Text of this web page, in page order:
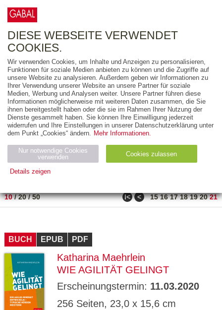
FREITEXT
AUSGABEART
AUS DER REIHE
ZUM THEMA
Neuerscheinung
Bestseller
PREIS
10/20/50 ǀ< < 15 16 17 18 19 20 21
BUCH EPUB PDF
Katharina Maehrlein
WIE AGILITÄT GELINGT
Erscheinungstermin: 11.03.2020
256 Seiten, 23,0 x 15,6 cm
DIESE WEBSEITE VERWENDET
COOKIES.
Wir verwenden Cookies, um Inhalte und Anzeigen zu personalisieren,
Funktionen für soziale Medien anbieten zu können und die Zugriffe auf
unsere Website zu analysieren. Außerdem geben wir Informationen zu
Ihrer Verwendung unserer Website an unsere Partner für soziale
Medien, Werbung und Analysen weiter. Unsere Partner führen diese
Informationen möglicherweise mit weiteren Daten zusammen, die Sie
ihnen bereitgestellt haben oder die sie im Rahmen Ihrer Nutzung der
Dienste gesammelt haben. Sie können Ihre Einwilligung jederzeit
widerrufen und Ihre Einstellungen in unserer Datenschutzerklärung unter
dem Punkt „Cookies“ ändern. Mehr Informationen.
Nur notwendige Cookies
verwenden
Cookies zulassen
Details zeigen
Name Zweck
ESSION
_ID
verlag.
de
Session verwendet
GV_CO
gabal-
Speichert den Zustimmungsstatus des
Benutzers für Cookies auf der aktuellen
Domäne.